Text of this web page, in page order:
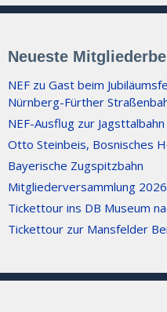
Neueste
NEF zu Gast beim
Nürnberg-Fürther
NEF-Ausflug zur Jagsttalbahn
Otto Steinbeis, Bosnisches
Bayerische Zugspitzbahn
Mitgliederversammlung 2026
Tickettour ins DB Museum
Tickettour zur Mansfelder